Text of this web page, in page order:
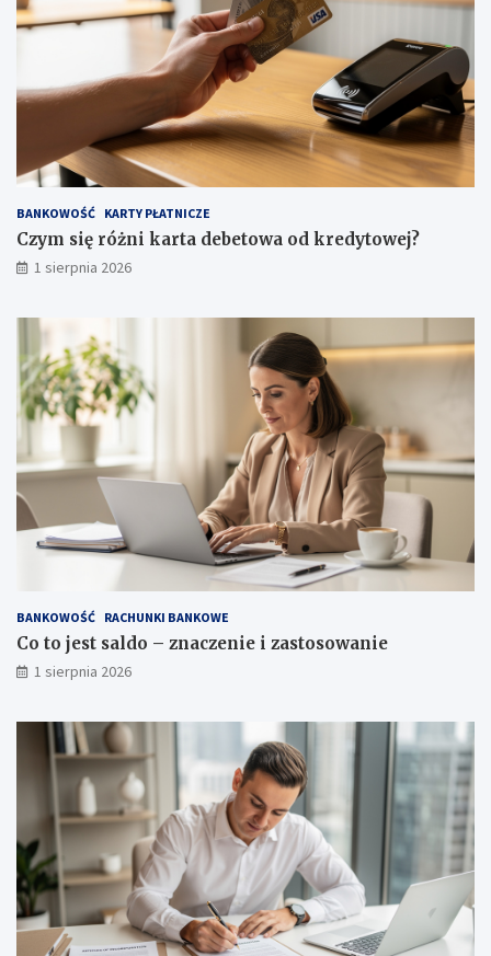
BANKOWOŚĆ KARTY PŁATNICZE
Czym się różni karta debetowa od kredytowej?
1 sierpnia 2026
BANKOWOŚĆ RACHUNKI BANKOWE
Co to jest saldo – znaczenie i zastosowanie
1 sierpnia 2026